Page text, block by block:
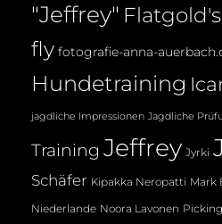
"Jeffrey"
fly fotografie-anna-
Hundetraining
jagdliche Impressionen Jagdliche
Training Jeffrey Jyrki
Schäfer Kipakka Neropatti Mark
Niederlande Noora Lavonen